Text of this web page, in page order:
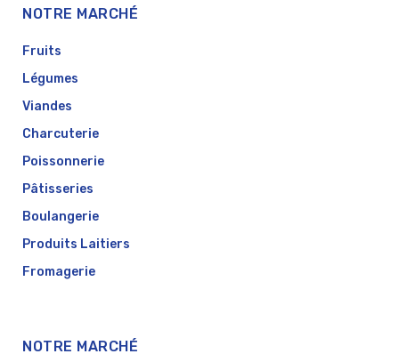
NOTRE MARCHÉ
Fruits
Légumes
Viandes
Charcuterie
Poissonnerie
Pâtisseries
Boulangerie
Produits Laitiers
Fromagerie
NOTRE MARCHÉ